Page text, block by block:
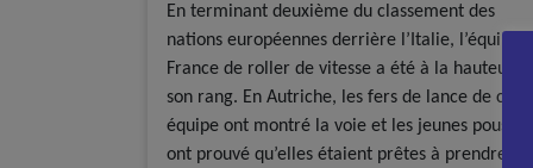
En terminant deuxième du classement des
nations européennes derrière l’Italie, l’équipe
France de roller de vitesse a été à la hauteur de
son rang. En Autriche, les fers de lance de cette
équipe ont montré la voie et les jeunes pousses
ont prouvé qu’elles étaient prêtes à prendre la